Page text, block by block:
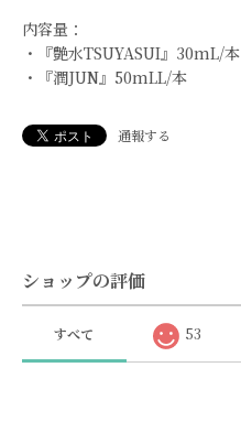
内容量：
・『艶水TSUYASUI』30mL/本
・『潤JUN』50mLL/本
通報する
ショップの評価
すべて 53